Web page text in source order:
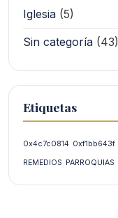
Iglesia (5)
Sin categoría (43)
Etiquetas
0x4c7c0814 0xf1bb643f
REMEDIOS PARROQUIAS